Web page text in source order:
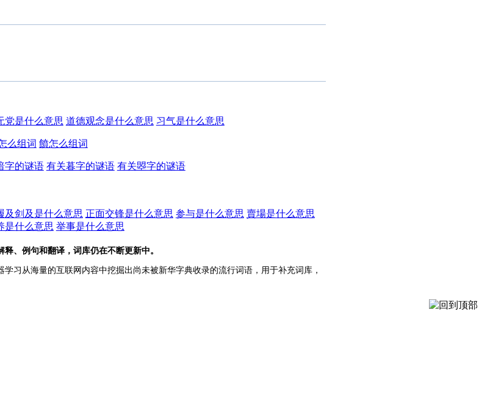
党是什么意思 道德观念是什么意思 习气是什么意思
么组词 饙怎么组词
字的谜语 有关暮字的谜语 有关曌字的谜语
及剑及是什么意思 正面交锋是什么意思 参与是什么意思 賣場是什么意思
是什么意思 举事是什么意思
、例句和翻译，词库仍在不断更新中。
习从海量的互联网内容中挖掘出尚未被新华字典收录的流行词语，用于补充词库，